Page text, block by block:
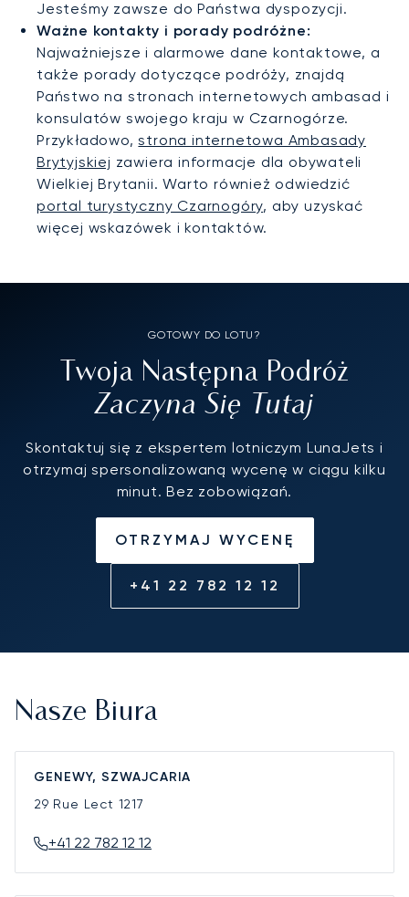
Jesteśmy zawsze do Państwa dyspozycji.
Ważne kontakty i porady podróżne:
Najważniejsze i alarmowe dane kontaktowe, a
także porady dotyczące podróży, znajdą
Państwo na stronach internetowych ambasad i
konsulatów swojego kraju w Czarnogórze.
Przykładowo,strona internetowa Ambasady
Brytyjskiej zawiera informacje dla obywateli
Wielkiej Brytanii. Warto również odwiedzić
portal turystyczny Czarnogóry, aby uzyskać
więcej wskazówek i kontaktów.
GOTOWY DO LOTU?
Twoja Następna Podróż
Zaczyna Się Tutaj
Skontaktuj się z ekspertem lotniczym LunaJets i
otrzymaj spersonalizowaną wycenę w ciągu kilku
minut. Bez zobowiązań.
OTRZYMAJ WYCENĘ
+41 22 782 12 12
Nasze Biura
GENEWY, SZWAJCARIA
29 Rue Lect 1217
+41 22 782 12 12